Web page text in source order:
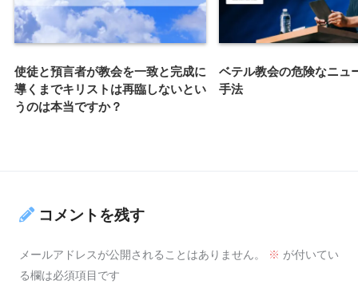
使徒と預言者が教会を一致と完成に
導くまでキリストは再臨しないとい
うのは本当ですか？
ベテル教会の危険なニュ
手法
コメントを残す
メールアドレスが公開されることはありません。 ※ が付いてい
る欄は必須項目です